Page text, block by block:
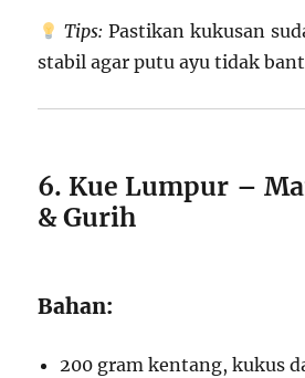
Tips: Pastikan kukusan
stabil agar putu ayu tidak
6. Kue Lumpur –
& Gurih
Bahan:
200 gram kentang, kukus